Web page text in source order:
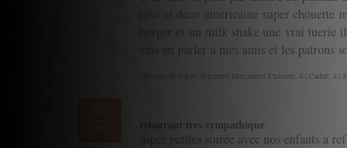
rose et deco americaine super
burger et un milk shake une vrai tuerie
vais en parler a mes amis et les patrons
Tytexpe de repas: toietmoi Mes notes Cuisine: 4 | Cadre: 4 |
retaurant tres sympathique
super petites soirée avec nos enfants a